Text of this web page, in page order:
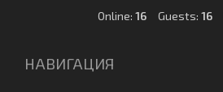
Online: 16 Guests: 16
НАВИГАЦИЯ